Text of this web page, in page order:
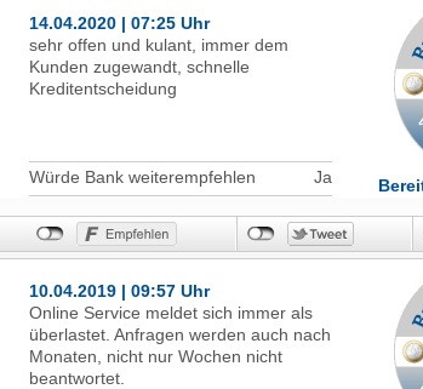
Angebot nur für 6 Monate attraktziv
machen. Danach lohnt sich die
Geldanlage nicht mehr.
14.04.2020 | 07:25 Uhr
sehr offen und kulant, immer dem
Kunden zugewandt, schnelle
Kreditentscheidung
Würde Bank weiterempfehlen Ja
10.04.2019 | 09:57 Uhr
Online Service meldet sich immer als
überlastet. Anfragen werden auch nach
Monaten, nicht nur Wochen nicht
beantwortet.